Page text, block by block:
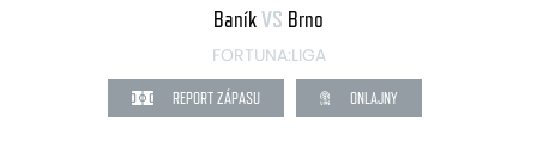
BaníkVS Brno
FORTUNA:LIGA
REPORT ZÁPASU ONLAJNY